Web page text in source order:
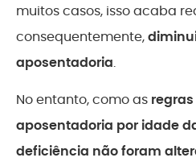
muitos casos, isso acaba
consequentemente,
aposentadoria.
No entanto, como as
aposentadoria por idade
deficiência não foram